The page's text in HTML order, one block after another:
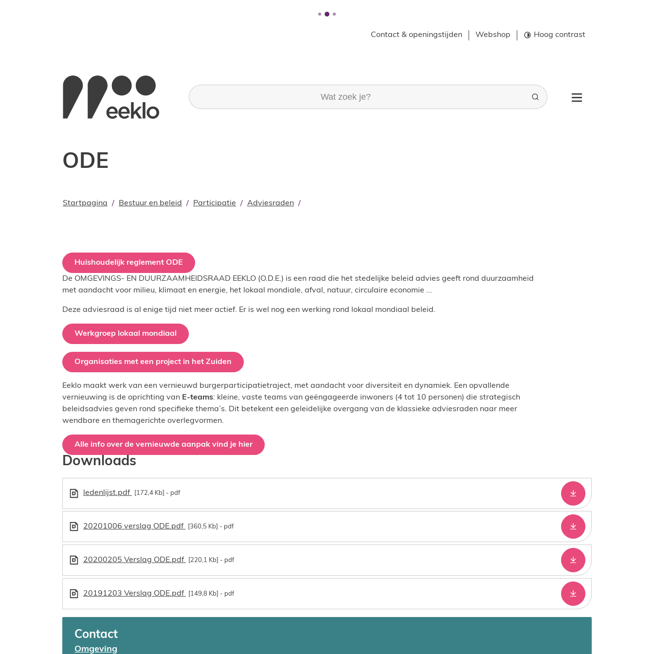
Contact & openingstijden Webshop Hoog contrast
Stad Eeklo
Wat zoek je?
Zoeken Menu
ODE
Startpagina Bestuur en beleid Participatie Adviesraden
Huishoudelijk reglement ODE
De OMGEVINGS- EN DUURZAAMHEIDSRAAD EEKLO (O.D.E.) is een raad die het stedelijke beleid advies geeft rond duurzaamheid
met aandacht voor milieu, klimaat en energie, het lokaal mondiale, afval, natuur, circulaire economie ...
Deze adviesraad is al enige tijd niet meer actief. Er is wel nog een werking rond lokaal mondiaal beleid.
Werkgroep lokaal mondiaal
Organisaties met een project in het Zuiden
Eeklo maakt werk van een vernieuwd burgerparticipatietraject, met aandacht voor diversiteit en dynamiek. Een opvallende
vernieuwing is de oprichting van E-teams: kleine, vaste teams van geëngageerde inwoners (4 tot 10 personen) die strategisch
beleidsadvies geven rond specifieke thema’s. Dit betekent een geleidelijke overgang van de klassieke adviesraden naar meer
wendbare en themagerichte overlegvormen.
Alle info over de vernieuwde aanpak vind je hier
Downloads
ledenlijst.pdf 172,4 Kb pdf
Downloaden
20201006 verslag ODE.pdf 360,5 Kb pdf
Downloaden
20200205 Verslag ODE.pdf 220,1 Kb pdf
Downloaden
20191203 Verslag ODE.pdf 149,8 Kb pdf
Downloaden
Contact
Omgeving